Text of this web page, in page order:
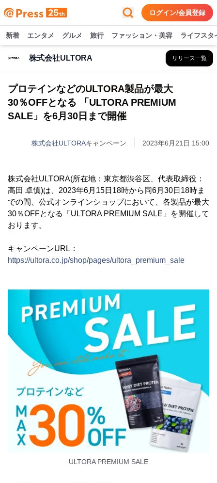
ログイン/会員登録
新着 エンタメ グルメ 旅行 ファッション・美容 ライフスタ
株式会社ULTORA リリース一覧
プロテインなどのULTORA製品が最大
30％OFFとなる 「ULTORA PREMIUM
SALE」を6月30日まで開催
株式会社ULTORAキャンペーン 2023年6月21日 15:00
株式会社ULTORA(所在地：東京都渋谷区、代表取締役：
高田 卓慎)は、2023年6月15日18時から同6月30日18時ま
での間、公式オンラインショップにおいて、各製品が最大
30％OFFとなる「ULTORA PREMIUM SALE」を開催して
おります。
キャンペーンURL：
https://ultora.co.jp/shop/pages/ultora_premium_sale
ULTORA PREMIUM SALE